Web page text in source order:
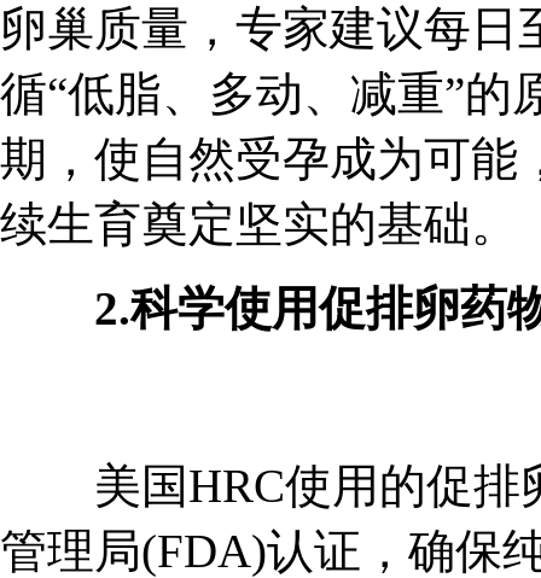
卵巢质量，专家建议每
循“低脂、多动、减重”的
期，使自然受孕成为可能
续生育奠定坚实的基础。
2.科学使用促排卵药
美国HRC使用的促排
管理局(FDA)认证，确保